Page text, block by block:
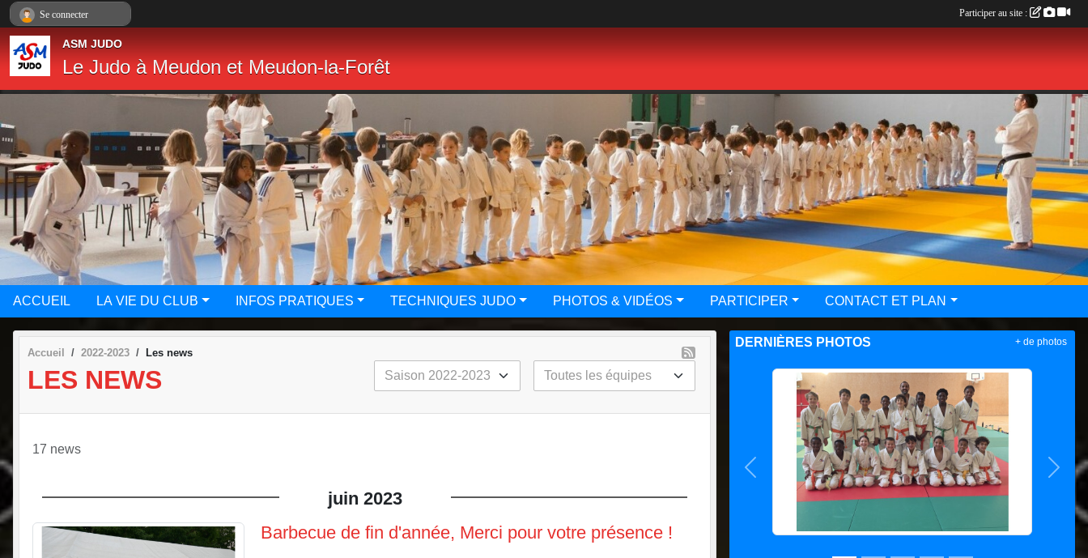
ASM JUDO
Le Judo à Meudon et Meudon-la-Forêt
ACCUEIL LA VIE DU CLUB INFOS PRATIQUES TECHNIQUES JUDO PHOTOS & VIDÉOS PARTICIPER CONTACT ET PLAN
Accueil 2022-2023 Les news
LES NEWS
17 news
juin 2023
Barbecue de fin d'année, Merci pour votre présence !
DERNIÈRES PHOTOS
Précedent
+ de photos
Se connecter Participer au site :
Panneau de gestion des cookies